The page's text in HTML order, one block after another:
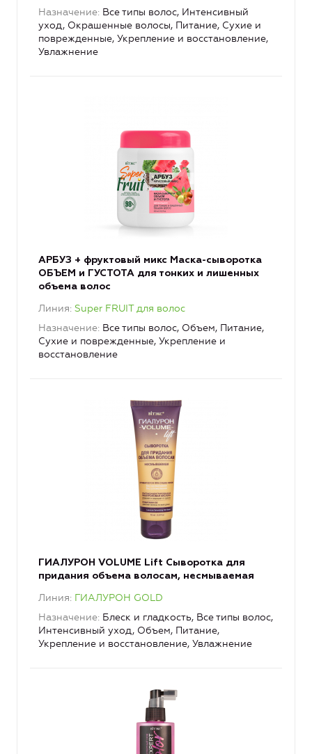
Назначение Все типы волос, Интенсивный
уход, Окрашенные волосы, Питание, Сухие и
поврежденные, Укрепление и восстановление,
Увлажнение
АРБУЗ + фруктовый микс Маска-сыворотка
ОБЪЕМ и ГУСТОТА для тонких и лишенных
объема волос
Линия Super FRUIT для волос
Назначение Все типы волос, Объем, Питание,
Сухие и поврежденные, Укрепление и
восстановление
ГИАЛУРОН VOLUME Lift Сыворотка для
придания объема волосам, несмываемая
Линия ГИАЛУРОН GOLD
Назначение Блеск и гладкость, Все типы волос,
Интенсивный уход, Объем, Питание,
Укрепление и восстановление, Увлажнение